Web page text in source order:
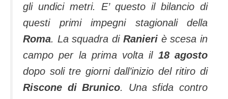
gli undici metri. E’ questo il bilancio di
questi primi impegni stagionali della
Roma. La squadra di Ranieri è scesa in
campo per la prima volta il 18 agosto
dopo soli tre giorni dall’inizio del ritiro di
Riscone di Brunico. Una sfida contro